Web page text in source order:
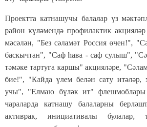
Проектта катнашучы балалар үз
район күләмендә профилактик
мәсәлән, "Без сәламәт Россия өчен!",
баскычтан", "Саф һава - саф сулыш",
тәмәке тартуга каршы" акцияләре,
бие!", "Кайда үлем белән сату
учы", "Елмаю бүләк ит" флешмоблары
чараларда катнашу балаларны
активрак, инициативалы булалар,